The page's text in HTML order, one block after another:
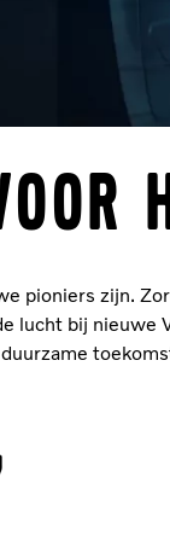
pioniers zijn.
lucht bij nieuwe